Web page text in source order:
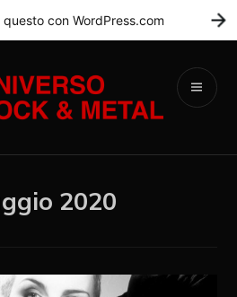
Universo Rock &
Metal
2020
con WordPress.com